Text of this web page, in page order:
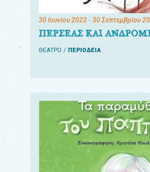
30 Ιουνίου 2022- 30 Σεπτεμβρίου
ΠΕΡΣΕΑΣ ΚΑΙ
ΘΕΑΤΡΟ ΠΕΡΙΟΔΕΙΑ